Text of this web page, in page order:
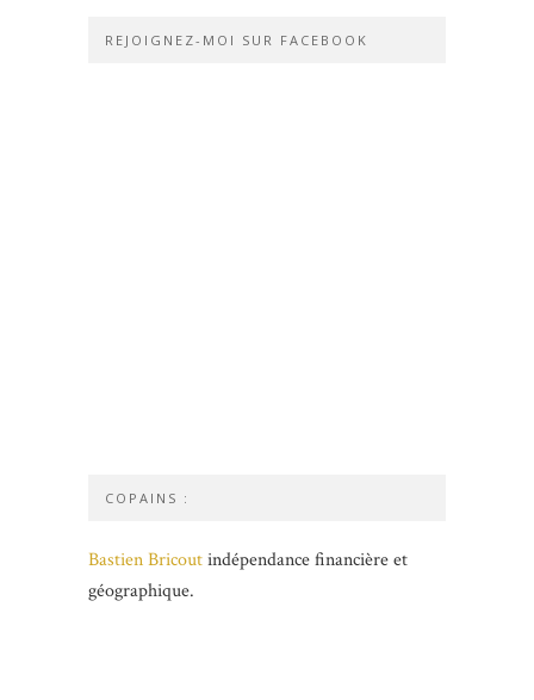
REJOIGNEZ-MOI SUR FACEBOOK
COPAINS :
Bastien Bricoutindépendance financière et
géographique.